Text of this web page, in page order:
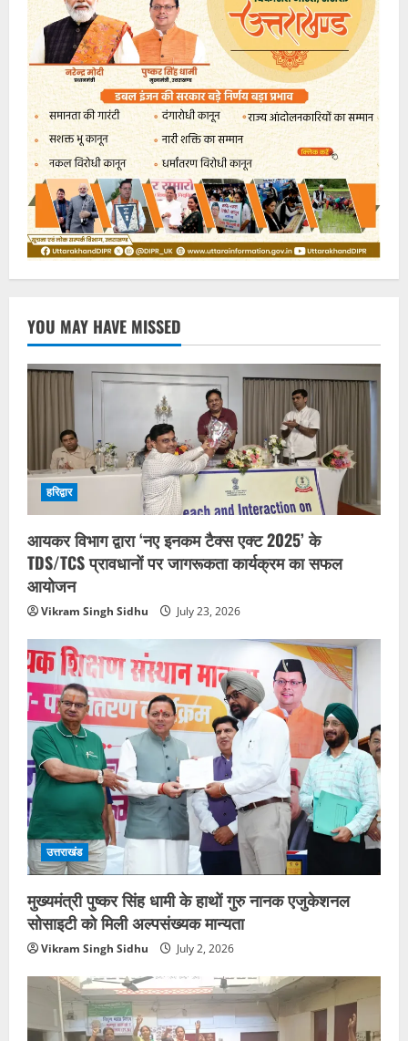
YOU MAY HAVE MISSED
हरिद्वार
आयकर विभाग द्वारा ‘नए इनकम टैक्स एक्ट 2025’ के
TDS/TCS प्रावधानों पर जागरूकता कार्यक्रम का सफल
आयोजन
Vikram Singh Sidhu July 23, 2026
उत्तराखंड
मुख्यमंत्री पुष्कर सिंह धामी के हाथों गुरु नानक एजुकेशनल
सोसाइटी को मिली अल्पसंख्यक मान्यता
Vikram Singh Sidhu July 2, 2026